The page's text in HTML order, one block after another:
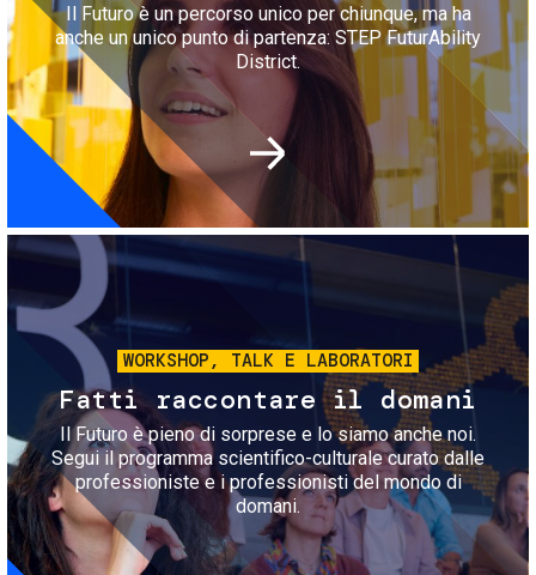
Il Futuro è un percorso unico per chiunque, ma ha
anche un unico punto di partenza: STEP FuturAbility
District.
Immagine
WORKSHOP, TALK E LABORATORI
Fatti raccontare il domani
Il Futuro è pieno di sorprese e lo siamo anche noi.
Segui il programma scientifico-culturale curato dalle
professioniste e i professionisti del mondo di
domani.